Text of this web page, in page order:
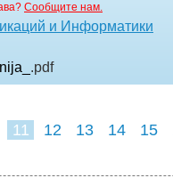
Сообщите нам.
и Информатики
.pdf
11 12 13 14 15